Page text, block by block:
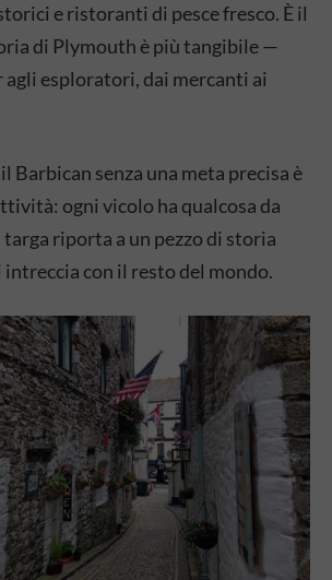
e ristoranti di pesce fresco. È il
di Plymouth è più tangibile —
esploratori, dai mercanti ai
Barbican senza una meta precisa è
ogni vicolo ha qualcosa da
riporta a un pezzo di storia
con il resto del mondo.